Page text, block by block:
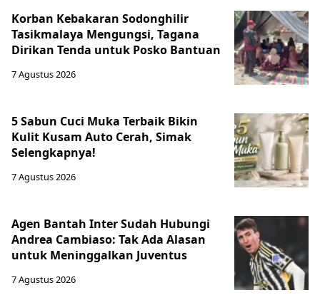
Korban Kebakaran Sodonghilir
Tasikmalaya Mengungsi, Tagana
Dirikan Tenda untuk Posko Bantuan
7 Agustus 2026
5 Sabun Cuci Muka Terbaik Bikin
Kulit Kusam Auto Cerah, Simak
Selengkapnya!
7 Agustus 2026
Agen Bantah Inter Sudah Hubungi
Andrea Cambiaso: Tak Ada Alasan
untuk Meninggalkan Juventus
7 Agustus 2026